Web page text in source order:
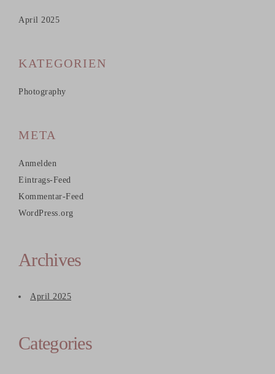
April 2025
KATEGORIEN
Photography
META
Anmelden
Eintrags-Feed
Kommentar-Feed
WordPress.org
Archives
April 2025
Categories